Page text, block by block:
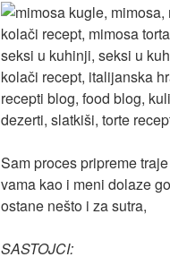
Sam proces pripreme
vama kao i meni dolaze
ostane nešto i za sutra,
SASTOJCI: